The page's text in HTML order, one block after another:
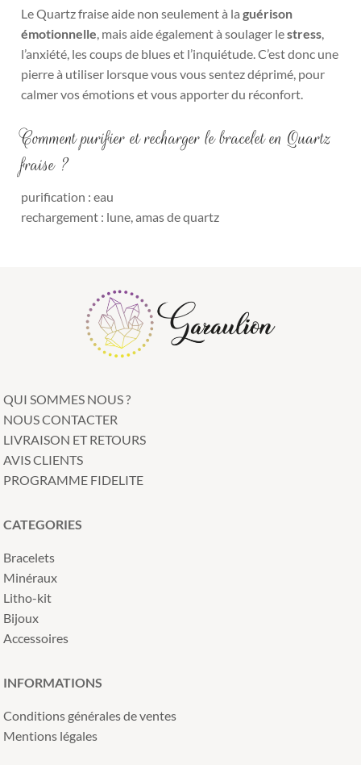
Le Quartz fraise aide non seulement à laguérison
émotionnelle, mais aide également à soulager lestress,
l’anxiété, les coups de blues et l’inquiétude. C’est donc une
pierre à utiliser lorsque vous vous sentez déprimé, pour
calmer vos émotions et vous apporter du réconfort.
Comment purifier et recharger le bracelet en Quartz
fraise ?
purification : eau
rechargement : lune, amas de quartz
QUI SOMMES NOUS ?
NOUS CONTACTER
LIVRAISON ET RETOURS
AVIS CLIENTS
PROGRAMME FIDELITE
CATEGORIES
Bracelets
Minéraux
Litho-kit
Bijoux
Accessoires
INFORMATIONS
Conditions générales de ventes
Mentions légales